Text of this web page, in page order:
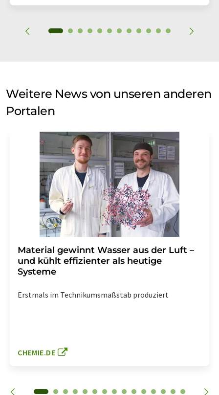
Weitere News von unseren anderen
Portalen
Material gewinnt Wasser aus der Luft –
und kühlt effizienter als heutige
Systeme
Erstmals im Technikumsmaßstab produziert
CHEMIE.DE